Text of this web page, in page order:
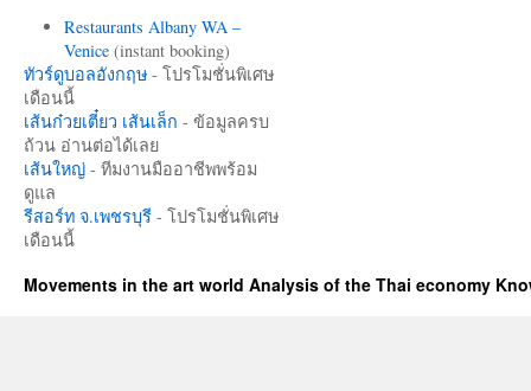
Restaurants Albany WA –
Venice(instant booking)
ทัวร์ดูบอลอังกฤษ - โปรโมชั่นพิเศษ
เดือนนี้
เส้นก๋วยเตี๋ยว เส้นเล็ก - ข้อมูลครบ
ถ้วน อ่านต่อได้เลย
เส้นใหญ่ - ทีมงานมืออาชีพพร้อม
ดูแล
รีสอร์ท จ.เพชรบุรี - โปรโมชั่นพิเศษ
เดือนนี้
Movements in the art world Analysis of the Thai economy